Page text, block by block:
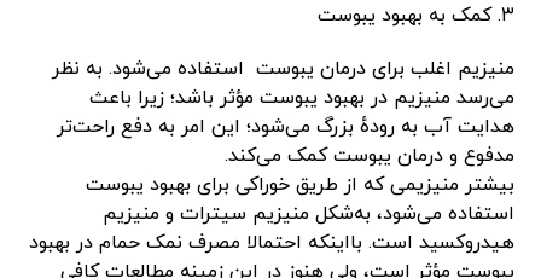
۳. کمک به بهبود یبوست
منیزیم اغلب برای درمان یبوست استفاده می‌شود. به‌ نظر
می‌رسد منیزیم در بهبود یبوست مؤثر باشد؛ زیرا باعث
هدایت آب به رودهٔ بزرگ می‌شود؛ این امر به دفع راحت‌تر
مدفوع و درمان یبوست کمک می‌کند.
بیشتر منیزیمی که از طریق خوراکی برای بهبود یبوست
استفاده می‌شود، به‌شکل منیزیم سیترات و منیزیم
هیدروکسید است. بااینکه احتمالا مصرف نمک حمام در بهبود
یبوست مؤثر است، ولی هنوز در این زمینه مطالعات کافی